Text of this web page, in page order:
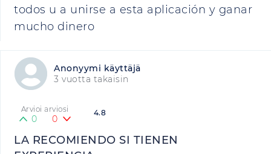
todos u a unirse a esta aplicación y ganar
mucho dinero
Anonyymi käyttäjä
3 vuotta takaisin
4.8
Arvioi arviosi
0 0
LA RECOMIENDO SI TIENEN